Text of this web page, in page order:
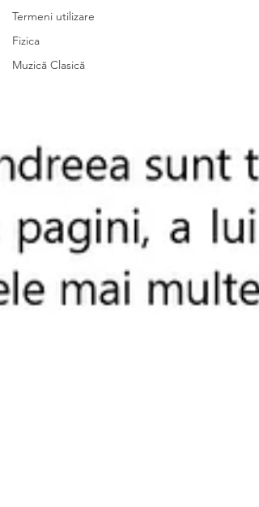
Termeni utilizare
Fizica
Muzică Clasică